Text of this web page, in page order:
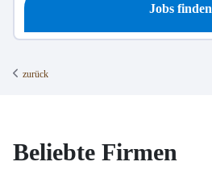
Jobs finden
zurück
Beliebte Firmen